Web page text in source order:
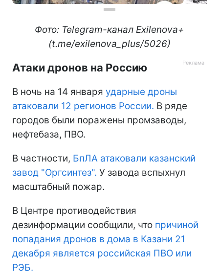
Фото: Telegram-канал Exilenova+
(t.me/exilenova_plus/5026)
Атаки дронов на Россию
В ночь на 14 января ударные дроны
атаковали 12 регионов России. В ряде
городов были поражены промзаводы,
нефтебаза, ПВО.
В частности, БпЛА атаковали казанский
завод "Оргсинтез". У завода вспыхнул
масштабный пожар.
В Центре противодействия
дезинформации сообщили, что причиной
попадания дронов в дома в Казани 21
декабря является российская ПВО или
РЭБ.